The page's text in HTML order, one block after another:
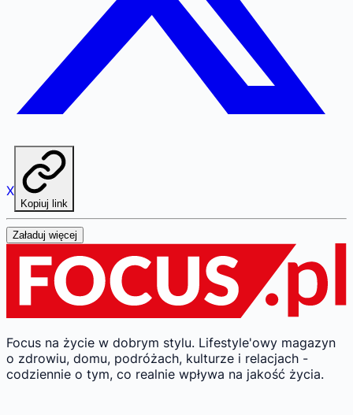
X
Kopiuj link
Załaduj więcej
Focus na życie w dobrym stylu. Lifestyle'owy magazyn
o zdrowiu, domu, podróżach, kulturze i relacjach -
codziennie o tym, co realnie wpływa na jakość życia.